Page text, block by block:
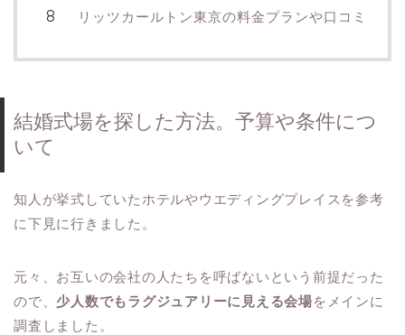
リッツカールトン東京の料金プランや口コミ
結婚式場を探した方法。予算や条件につ
いて
知人が挙式していたホテルやウエディングプレイスを参考
に下見に行きました。
元々、お互いの会社の人たちを呼ばないという前提だった
ので、 少人数でもラグジュアリーに見える会場をメインに
調査しました。